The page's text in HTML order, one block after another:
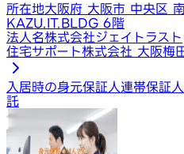
所在地大阪府 大阪市 中央区
KAZU.IT.BLDG 6階
法人名株式会社ジェイトラスト
住宅サポート株式会社 大阪梅
入居時の身元保証人連帯保証
託